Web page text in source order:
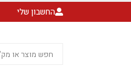
החשבון שלי